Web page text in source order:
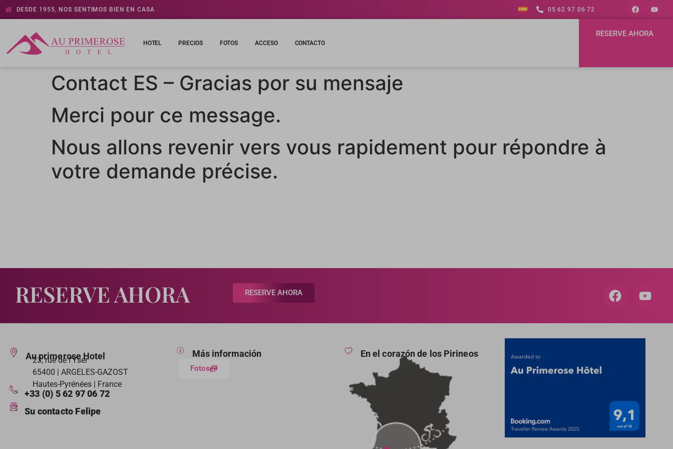
DESDE 1955, NOS SENTIMOS BIEN EN CASA 05 62 97 06 72
HOTEL PRECIOS FOTOS ACCESO CONTACTO
RESERVE AHORA
Contact ES – Gracias por su mensaje
Merci pour ce message.
Nous allons revenir vers vous rapidement pour répondre à
votre demande précise.
RESERVE AHORA RESERVE AHORA
Au primerose Hotel
23, rue de l’Yser
65400 | ARGELES-GAZOST
Hautes-Pyrénées | France
+33 (0) 5 62 97 06 72
Su contacto Felipe
Más información
Fotos
En el corazón de los Pirineos